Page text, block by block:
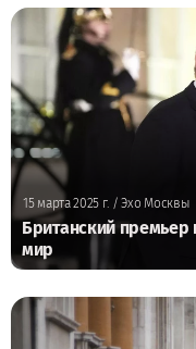
15 марта 2025 г. / Эхо Москвы
Британский премьер
мир